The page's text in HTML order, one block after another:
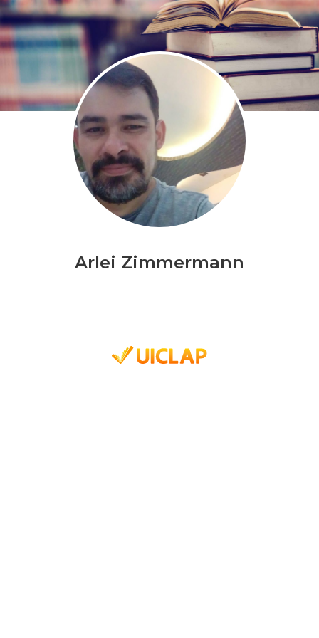
Arlei Zimmermann